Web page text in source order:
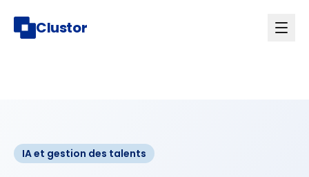
Clustor
IA et gestion des talents